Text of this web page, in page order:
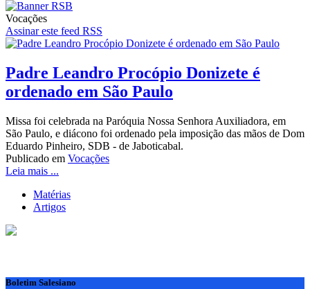
Vocações
Assinar este feed RSS
Padre Leandro Procópio Donizete é
ordenado em São Paulo
Missa foi celebrada na Paróquia Nossa Senhora Auxiliadora, em
São Paulo, e diácono foi ordenado pela imposição das mãos de Dom
Eduardo Pinheiro, SDB - de Jaboticabal.
Publicado em Vocações
Leia mais ...
Matérias
Artigos
Boletim Salesiano